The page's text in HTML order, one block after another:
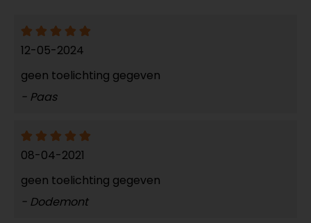
12-05-2024
geen toelichting gegeven
- Paas
08-04-2021
geen toelichting gegeven
- Dodemont